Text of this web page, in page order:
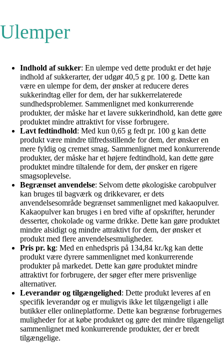
Ulemper
Indhold af sukker: En ulempe ved dette produkt er det høje
indhold af sukkerarter, der udgør 40,5 g pr. 100 g. Dette kan
være en ulempe for dem, der ønsker at reducere deres
sukkerindtag eller for dem, der har sukkerrelaterede
sundhedsproblemer. Sammenlignet med konkurrerende
produkter, der måske har et lavere sukkerindhold, kan dette gøre
produktet mindre attraktivt for visse forbrugere.
Lavt fedtindhold: Med kun 0,65 g fedt pr. 100 g kan dette
produkt være mindre tilfredsstillende for dem, der ønsker en
mere fyldig og cremet smag. Sammenlignet med konkurrerende
produkter, der måske har et højere fedtindhold, kan dette gøre
produktet mindre tiltalende for dem, der ønsker en rigere
smagsoplevelse.
Begrænset anvendelse: Selvom dette økologiske carobpulver
kan bruges til bagværk og drikkevarer, er dets
anvendelsesområde begrænset sammenlignet med kakaopulver.
Kakaopulver kan bruges i en bred vifte af opskrifter, herunder
desserter, chokolade og varme drikke. Dette kan gøre produktet
mindre alsidigt og mindre attraktivt for dem, der ønsker et
produkt med flere anvendelsesmuligheder.
Pris pr. kg: Med en enhedspris på 134,84 kr./kg kan dette
produkt være dyrere sammenlignet med konkurrerende
produkter på markedet. Dette kan gøre produktet mindre
attraktivt for forbrugere, der søger efter mere prisvenlige
alternativer.
Leverandør og tilgængelighed: Dette produkt leveres af en
specifik leverandør og er muligvis ikke let tilgængeligt i alle
butikker eller onlineplatforme. Dette kan begrænse forbrugernes
muligheder for at købe produktet og gøre det mindre tilgængeligt
sammenlignet med konkurrerende produkter, der er bredt
tilgængelige.